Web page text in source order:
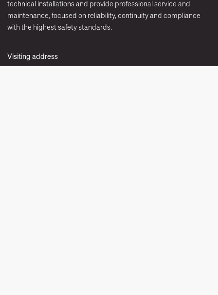
technical installations and provide professional service and
maintenance, focused on reliability, continuity and compliance
with the highest safety standards.
Visiting address